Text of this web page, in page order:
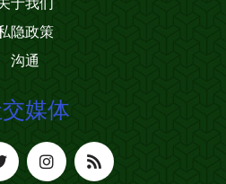
隐政策
沟通
媒体